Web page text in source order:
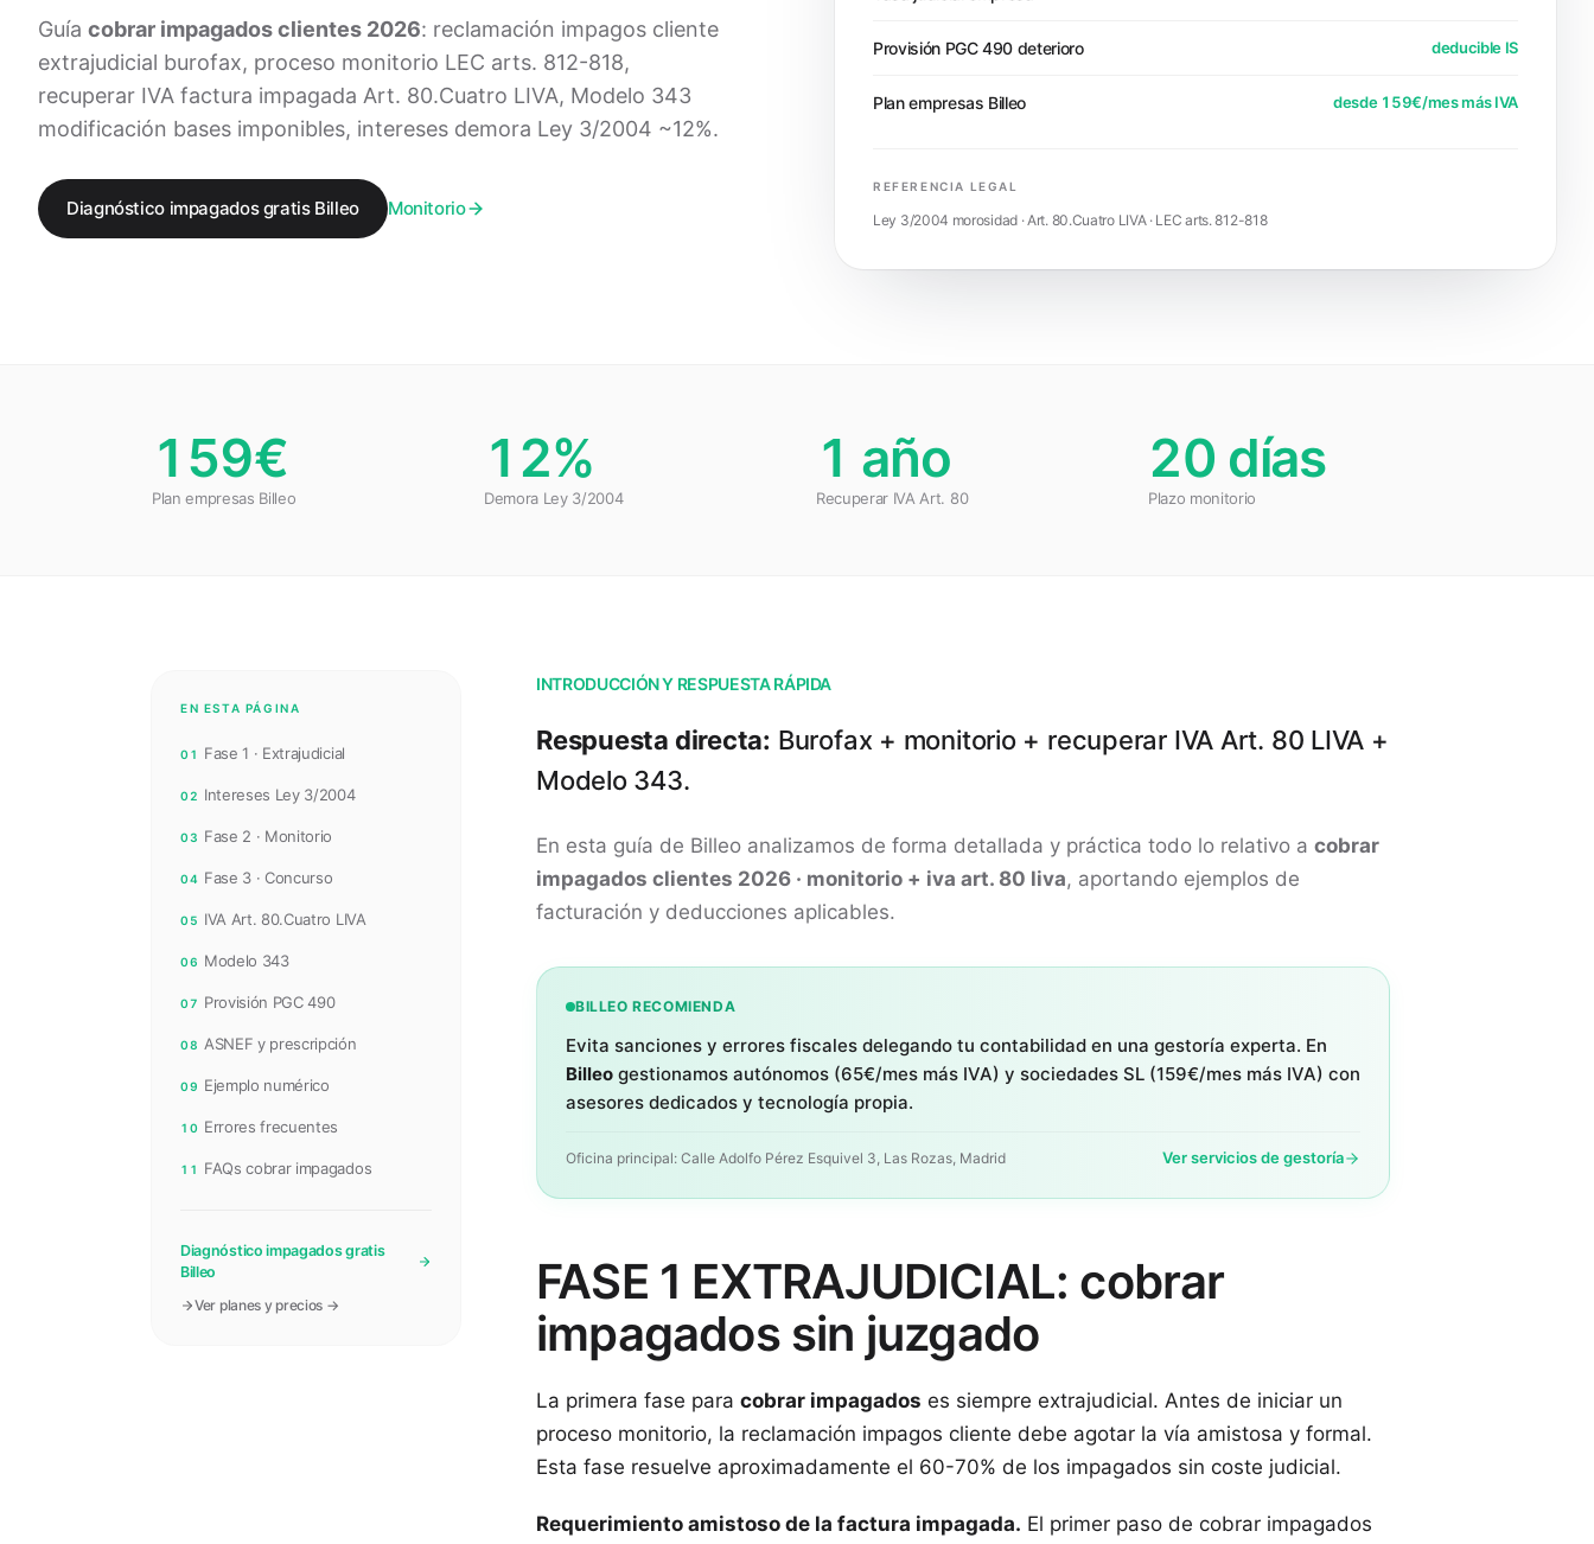
Guía cobrar impagados clientes 2026: reclamación impagos cliente
extrajudicial burofax, proceso monitorio LEC arts. 812-818,
recuperar IVA factura impagada Art. 80.Cuatro LIVA, Modelo 343
modificación bases imponibles, intereses demora Ley 3/2004 ~12%.
Diagnóstico impagados gratis Billeo Monitorio
Provisión PGC 490 deterioro deducible IS
Plan empresas Billeo desde 159€/mes más IVA
REFERENCIA LEGAL
Ley 3/2004 morosidad · Art. 80.Cuatro LIVA · LEC arts. 812-818
159€
Plan empresas Billeo
12%
Demora Ley 3/2004
1 año
Recuperar IVA Art. 80
20 días
Plazo monitorio
EN ESTA PÁGINA
01 Fase 1 · Extrajudicial
02 Intereses Ley 3/2004
03 Fase 2 · Monitorio
04 Fase 3 · Concurso
05 IVA Art. 80.Cuatro LIVA
06 Modelo 343
07 Provisión PGC 490
08 ASNEF y prescripción
09 Ejemplo numérico
10 Errores frecuentes
11 FAQs cobrar impagados
Diagnóstico impagados gratis
Billeo
Ver planes y precios →
INTRODUCCIÓN Y RESPUESTA RÁPIDA
Respuesta directa: Burofax + monitorio + recuperar IVA Art. 80 LIVA +
Modelo 343.
En esta guía de Billeo analizamos de forma detallada y práctica todo lo relativo a cobrar
impagados clientes 2026 · monitorio + iva art. 80 liva, aportando ejemplos de
facturación y deducciones aplicables.
BILLEO RECOMIENDA
Evita sanciones y errores fiscales delegando tu contabilidad en una gestoría experta. En
Billeo gestionamos autónomos (65€/mes más IVA) y sociedades SL (159€/mes más IVA) con
asesores dedicados y tecnología propia.
Oficina principal: Calle Adolfo Pérez Esquivel 3, Las Rozas, Madrid Ver servicios de gestoría
FASE 1 EXTRAJUDICIAL: cobrar
impagados sin juzgado
La primera fase para cobrar impagados es siempre extrajudicial. Antes de iniciar un
proceso monitorio, la reclamación impagos cliente debe agotar la vía amistosa y formal.
Esta fase resuelve aproximadamente el 60-70% de los impagados sin coste judicial.
Requerimiento amistoso de la factura impagada. El primer paso de cobrar impagados